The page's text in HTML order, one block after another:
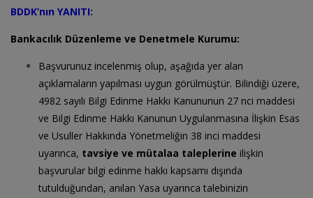
BDDK’nın YANITI:
Bankacılık Düzenleme ve Denetmele Kurumu:
Başvurunuz incelenmiş olup, aşağıda yer alan
açıklamaların yapılması uygun görülmüştür. Bilindiği üzere,
4982 sayılı Bilgi Edinme Hakkı Kanununun 27 nci maddesi
ve Bilgi Edinme Hakkı Kanunun Uygulanmasına İlişkin Esas
ve Usuller Hakkında Yönetmeliğin 38 inci maddesi
uyarınca, tavsiye ve mütalaa taleplerine ilişkin
başvurular bilgi edinme hakkı kapsamı dışında
tutulduğundan, anılan Yasa uyarınca talebinizin